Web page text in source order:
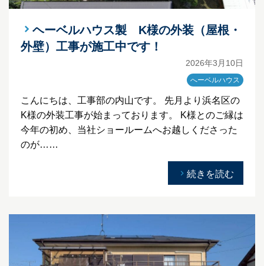
ヘーベルハウス製 K様の外装（屋根・
外壁）工事が施工中です！
2026年3月10日
へーベルハウス
こんにちは、工事部の内山です。 先月より浜名区の
K様の外装工事が始まっております。 K様とのご縁は
今年の初め、当社ショールームへお越しくださった
のが……
続きを読む